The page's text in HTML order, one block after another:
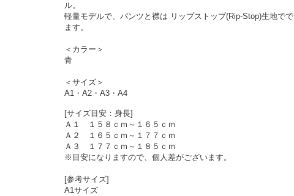
ル。
軽量モデルで、パンツと襟は リップストップ(Rip-Stop)生地で
ます。
＜カラー＞
青
＜サイズ＞
A1・A2・A3・A4
[サイズ目安：身長]
Ａ１ １５８ｃｍ～１６５ｃｍ
Ａ２ １６５ｃｍ～１７７ｃｍ
Ａ３ １７７ｃｍ～１８５ｃｍ
※目安になりますので、個人差がございます。
[参考サイズ]
A1サイズ